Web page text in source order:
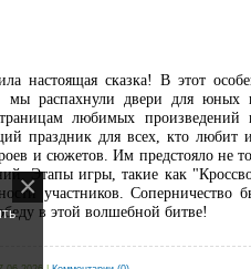
настоящая сказка! В этот
мы распахнули двери для
любимых
праздник для всех, кто
и сюжетов. Им предстояло не
Этапы игры, такие как
участников.
в этой волшебной битве!